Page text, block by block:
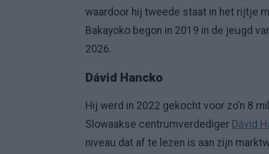
waardoor hij tweede staat in het rijtje
Bakayoko begon in 2019 in de jeugd
2026.
Dávid Hancko
Hij werd in 2022 gekocht voor zo’n 8
Slowaakse centrumverdediger Dávid
niveau dat af te lezen is aan zijn